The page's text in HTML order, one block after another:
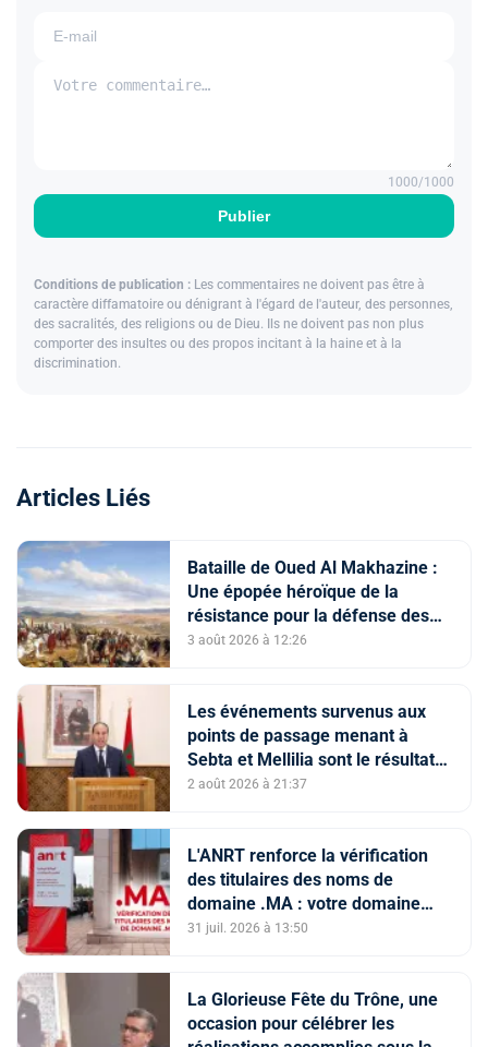
Publier
1000/1000
Conditions de publication : Les commentaires ne doivent pas être à
caractère diffamatoire ou dénigrant à l'égard de l'auteur, des personnes,
des sacralités, des religions ou de Dieu. Ils ne doivent pas non plus
comporter des insultes ou des propos incitant à la haine et à la
discrimination.
Articles Liés
Bataille de Oued Al Makhazine :
Une épopée héroïque de la
résistance pour la défense des
constantes nationales
3 août 2026 à 12:26
Les événements survenus aux
points de passage menant à
Sebta et Mellilia sont le résultat
de facteurs intriqués, dont
numérique et la diffusion
d'informations trompeuses
(Porte-parole du ministère de
l'Intérieur)
2 août 2026 à 21:37
L'ANRT renforce la vérification
des titulaires des noms de
domaine .MA : votre domaine
est-il en ServerHold ?
31 juil. 2026 à 13:50
La Glorieuse Fête du Trône, une
occasion pour célébrer les